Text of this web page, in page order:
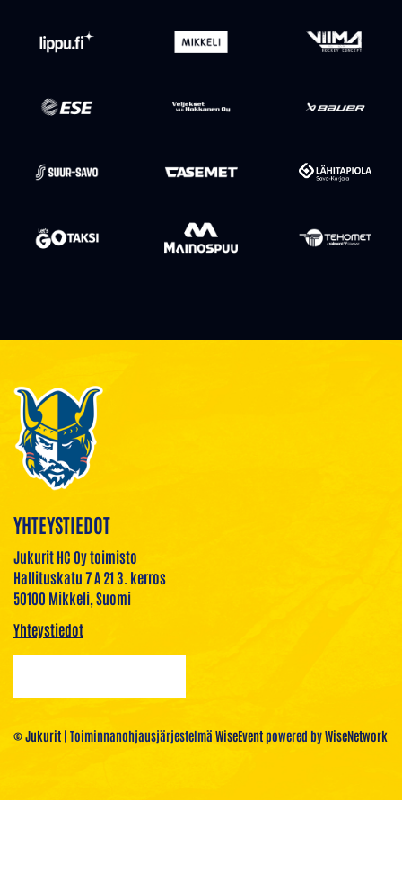
YHTEYSTIEDOT
Jukurit HC Oy toimisto
Hallituskatu 7 A 21 3. kerros
50100 Mikkeli, Suomi
Yhteystiedot
© Jukurit | Toiminnanohjausjärjestelmä WiseEventpowered byWiseNetwork